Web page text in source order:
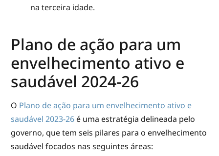
na terceira idade.
Plano de ação para um
envelhecimento ativo e
saudável 2024-26
O Plano de ação para um envelhecimento ativo e
saudável 2023-26 é uma estratégia delineada pelo
governo, que tem seis pilares para o envelhecimento
saudável focados nas seguintes áreas: